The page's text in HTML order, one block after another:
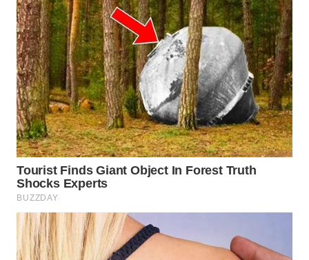
WN
KUNINGAN
WN
MAJALENGKA
WN
SUBANG
WN
SUKABUMI
WN
PURWAKARTA